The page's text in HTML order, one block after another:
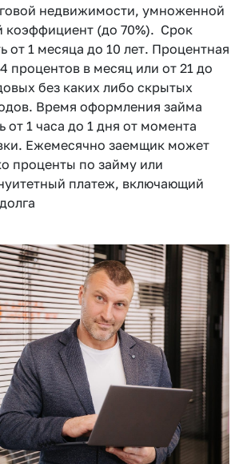
недвижимости, умноженной
коэффициент (до 70%). Срок
от 1 месяца до 10 лет. Процентная
процентов в месяц или от 21 до
без каких либо скрытых
Время оформления займа
от 1 часа до 1 дня от момента
Ежемесячно заемщик может
проценты по займу или
платеж, включающий